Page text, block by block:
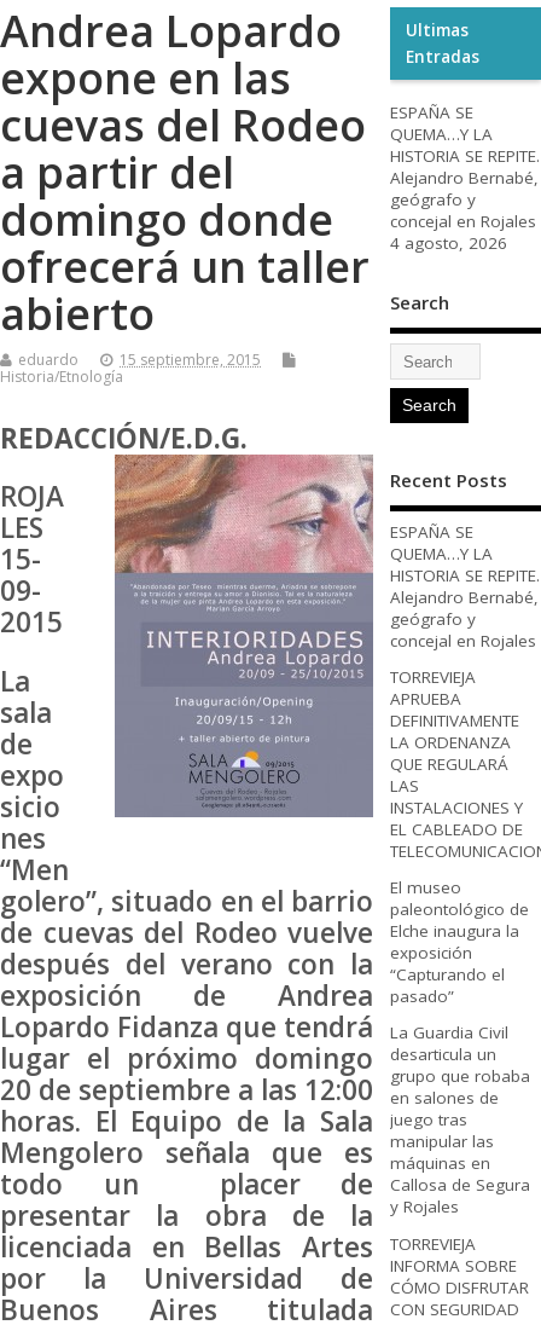
Andrea Lopardo
expone en las
cuevas del Rodeo
a partir del
domingo donde
ofrecerá un taller
abierto
eduardo
15 septiembre, 2015
Historia/Etnología
REDACCIÓN/E.D.G.
ROJA
LES
15-
09-
2015
La
sala
de
expo
sicio
nes
“Men
golero”, situado en el barrio
de cuevas del Rodeo vuelve
después del verano con la
exposición de Andrea
Lopardo Fidanza que tendrá
lugar el próximo domingo
20 de septiembre a las 12:00
horas. El Equipo de la Sala
Mengolero señala que es
todo un placer de
presentar la obra de la
licenciada en Bellas Artes
por la Universidad de
Buenos Aires titulada
Ultimas
Entradas
ESPAÑA SE
QUEMA…Y LA
HISTORIA SE REPITE.
Alejandro Bernabé,
geógrafo y
concejal en Rojales
4 agosto, 2026
Search
Recent Posts
ESPAÑA SE
QUEMA…Y LA
HISTORIA SE REPITE.
Alejandro Bernabé,
geógrafo y
concejal en Rojales
TORREVIEJA
APRUEBA
DEFINITIVAMENTE
LA ORDENANZA
QUE REGULARÁ
LAS
INSTALACIONES Y
EL CABLEADO DE
El museo
paleontológico de
Elche inaugura la
exposición
“Capturando el
pasado”
La Guardia Civil
desarticula un
grupo que robaba
en salones de
juego tras
manipular las
máquinas en
Callosa de Segura
y Rojales
TORREVIEJA
INFORMA SOBRE
CÓMO DISFRUTAR
CON SEGURIDAD